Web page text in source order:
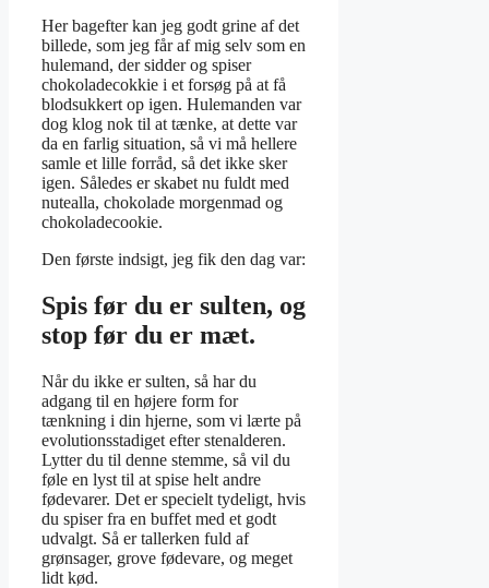
Her bagefter kan jeg godt grine af det
billede, som jeg får af mig selv som en
hulemand, der sidder og spiser
chokoladecokkie i et forsøg på at få
blodsukkert op igen. Hulemanden var
dog klog nok til at tænke, at dette var
da en farlig situation, så vi må hellere
samle et lille forråd, så det ikke sker
igen. Således er skabet nu fuldt med
nutealla, chokolade morgenmad og
chokoladecookie.
Den første indsigt, jeg fik den dag var:
Spis før du er sulten, og
stop før du er mæt.
Når du ikke er sulten, så har du
adgang til en højere form for
tænkning i din hjerne, som vi lærte på
evolutionsstadiget efter stenalderen.
Lytter du til denne stemme, så vil du
føle en lyst til at spise helt andre
fødevarer. Det er specielt tydeligt, hvis
du spiser fra en buffet med et godt
udvalgt. Så er tallerken fuld af
grønsager, grove fødevare, og meget
lidt kød.